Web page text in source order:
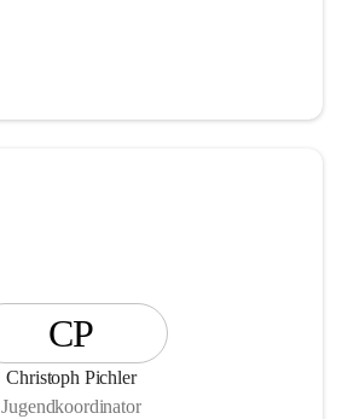
CP
Christoph Pichler
Jugendkoordinator